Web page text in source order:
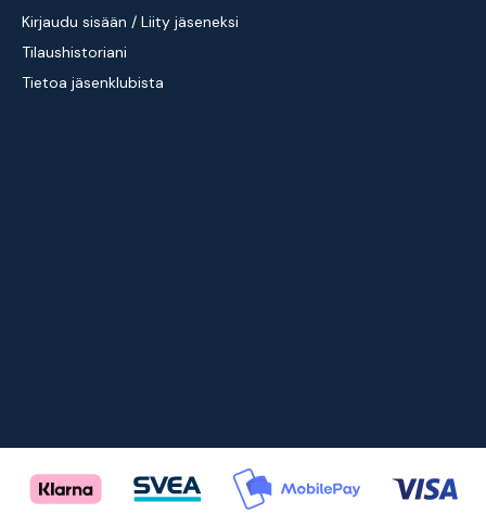
Kirjaudu sisään / Liity jäseneksi
Tilaushistoriani
Tietoa jäsenklubista